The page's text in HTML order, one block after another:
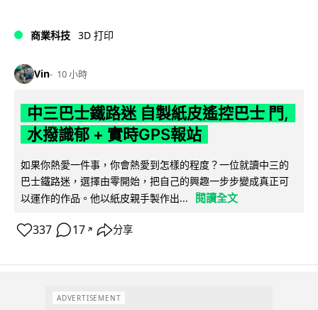
商業科技 3D 打印
Vin 10 小時
中三巴士鐵路迷 自製紙皮遙控巴士 門,
水撥識郁 + 實時GPS報站
如果你熱愛一件事，你會熱愛到怎樣的程度？一位就讀中三的
巴士鐵路迷，選擇由零開始，把自己的興趣一步步變成真正可
以運作的作品。他以紙皮親手製作出...
閱讀全文
337 17 ↗ 分享
ADVERTISEMENT